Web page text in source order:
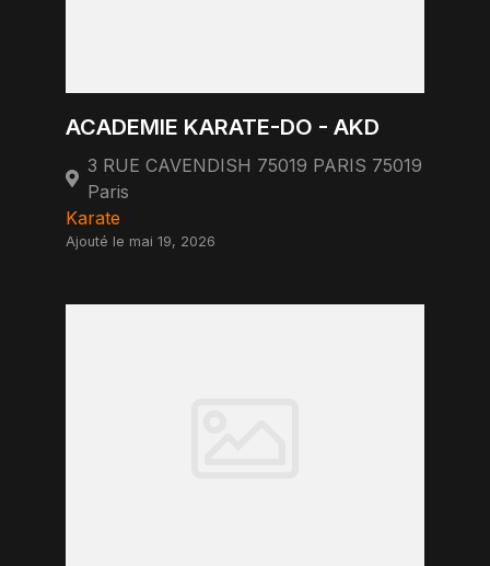
ACADEMIE KARATE-DO - AKD
3 RUE CAVENDISH 75019 PARIS 75019
Paris
Karate
Ajouté le mai 19, 2026